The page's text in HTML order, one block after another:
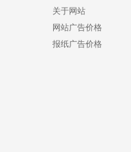
关于网站
网站广告价格
报纸广告价格